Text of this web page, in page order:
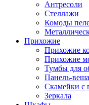
Антресоли
Стеллажи
Комоды
Прихожие
Прихожие
Прихожие
Тумбы для
Панель-
Скамейки с
Зеркала